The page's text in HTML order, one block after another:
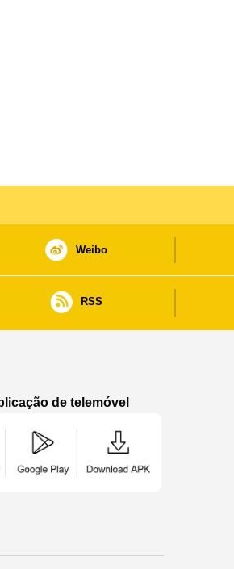
Weibo
RSS
de telemóvel